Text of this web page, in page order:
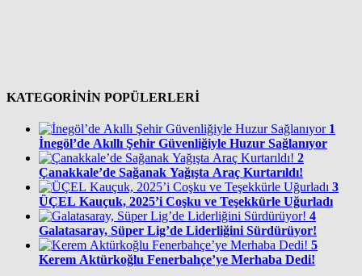
KATEGORİNİN POPÜLERLERİ
1
İnegöl’de Akıllı Şehir Güvenliğiyle Huzur Sağlanıyor
2
Çanakkale’de Sağanak Yağışta Araç Kurtarıldı!
3
ÜÇEL Kauçuk, 2025’i Coşku ve Teşekkürle Uğurladı
4
Galatasaray, Süper Lig’de Liderliğini Sürdürüyor!
5
Kerem Aktürkoğlu Fenerbahçe’ye Merhaba Dedi!